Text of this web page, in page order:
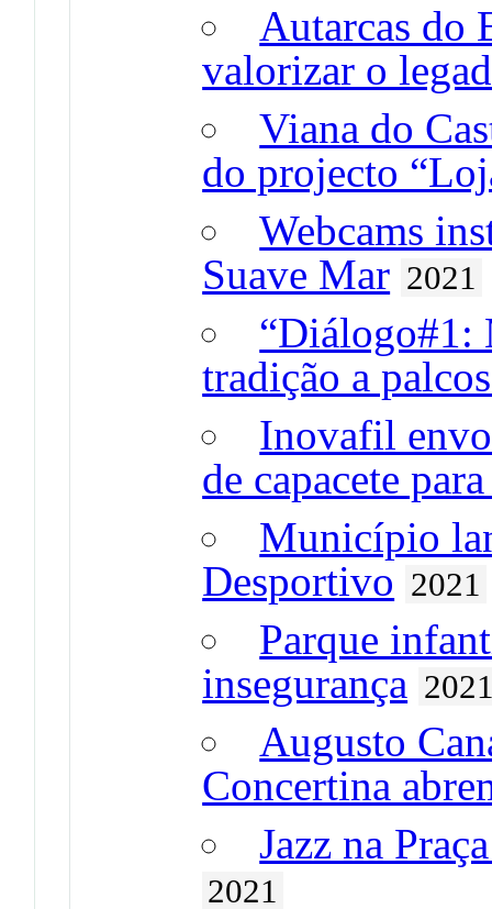
Autarcas do
valorizar o
Viana do
do projecto
Webcams
Suave Mar 2021
“Diálogo#1:
tradição a
Inovafil
de capacete
Município
Desportivo 2021
Parque
insegurança
Augusto
Concertina
Jazz na
2021